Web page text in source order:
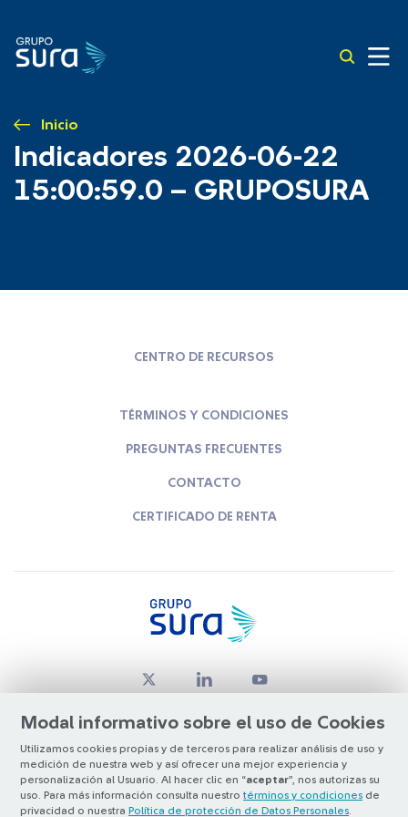
Inicio
Indicadores 2026-06-22
15:00:59.0 – GRUPOSURA
Modal informativo sobre el uso de Cookies
Utilizamos cookies propias y de terceros para realizar análisis de uso y
medición de nuestra web y así ofrecer una mejor experiencia y
personalización al Usuario. Al hacer clic en “aceptar”, nos autorizas su
uso. Para más información consulta nuestro términos y condiciones de
privacidad o nuestra Política de protección de Datos Personales
CENTRO DE RECURSOS
TÉRMINOS Y CONDICIONES
PREGUNTAS FRECUENTES
CONTACTO
CERTIFICADO DE RENTA
© Copyright Grupo SURA 2026